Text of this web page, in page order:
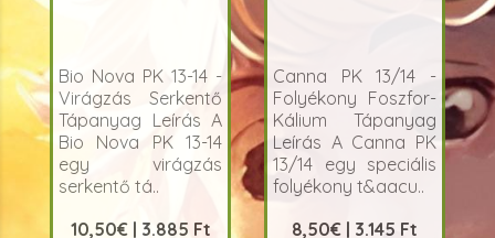
Bio Nova PK 13-14 -
Virágzás Serkentő
Tápanyag Leírás A
Bio Nova PK 13-14
egy virágzás
serkentő tá..
10,50€ | 3.885 Ft
Canna PK 13/14 -
Folyékony Foszfor-
Kálium Tápanyag
Leírás A Canna PK
13/14 egy speciális
folyékony t&aacu..
8,50€ | 3.145 Ft